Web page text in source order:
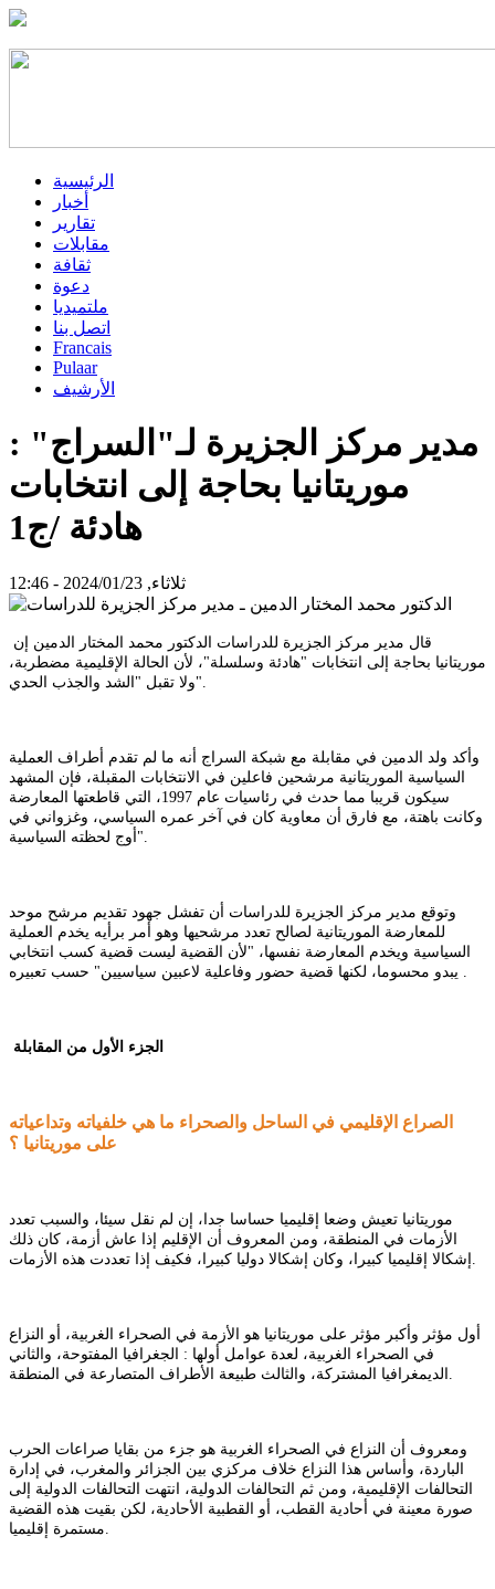
الرئيسية
أخبار
تقارير
مقابلات
ثقافة
دعوة
ملتميديا
اتصل بنا
Francais
Pulaar
الأرشيف
مدير مركز الجزيرة لـ"السراج" :
موريتانيا بحاجة إلى انتخابات
هادئة /ج1
ثلاثاء, 2024/01/23 - 12:46
قال مدير مركز الجزيرة للدراسات الدكتور محمد المختار الدمين إن
موريتانيا بحاجة إلى انتخابات "هادئة وسلسلة"، لأن الحالة الإقليمية مضطربة،
ولا تقبل "الشد والجذب الحدي".
وأكد ولد الدمين في مقابلة مع شبكة السراج أنه ما لم تقدم أطراف العملية
السياسية الموريتانية مرشحين فاعلين في الانتخابات المقبلة، فإن المشهد
سيكون قريبا مما حدث في رئاسيات عام 1997، التي قاطعتها المعارضة
وكانت باهتة، مع فارق أن معاوية كان في آخر عمره السياسي، وغزواني في
أوج لحظته السياسية".
وتوقع مدير مركز الجزيرة للدراسات أن تفشل جهود تقديم مرشح موحد
للمعارضة الموريتانية لصالح تعدد مرشحيها وهو أمر برأيه يخدم العملية
السياسية ويخدم المعارضة نفسها، "لأن القضية ليست قضية كسب انتخابي
الجزء الأول من المقابلة
الصراع الإقليمي في الساحل والصحراء ما هي خلفياته وتداعياته
على موريتانيا ؟
موريتانيا تعيش وضعا إقليميا حساسا جدا، إن لم نقل سيئا، والسبب تعدد
الأزمات في المنطقة، ومن المعروف أن الإقليم إذا عاش أزمة، كان ذلك
أول مؤثر وأكبر مؤثر على موريتانيا هو الأزمة في الصحراء الغربية، أو النزاع
في الصحراء الغربية، لعدة عوامل أولها : الجغرافيا المفتوحة، والثاني
ومعروف أن النزاع في الصحراء الغربية هو جزء من بقايا صراعات الحرب
الباردة، وأساس هذا النزاع خلاف مركزي بين الجزائر والمغرب، في إدارة
التحالفات الإقليمية، ومن ثم التحالفات الدولية، انتهت التحالفات الدولية إلى
صورة معينة في أحادية القطب، أو القطبية الأحادية، لكن بقيت هذه القضية